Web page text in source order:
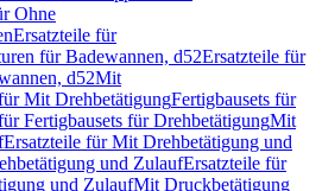
Ohne
Ersatzteile für
für Badewannen, d52Ersatzteile für
d52Mit
Mit DrehbetätigungFertigbausets für
Fertigbausets für DrehbetätigungMit
Ersatzteile für Mit Drehbetätigung und
und ZulaufErsatzteile für
und ZulaufMit Druckbetätigung